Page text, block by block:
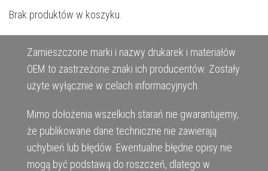
Brak produktów w koszyku.
Zamieszczone marki i nazwy drukarek i materiałów
OEM to zastrzeżone znaki ich producentów. Zostały
użyte wyłącznie w celach informacyjnych.
Mimo dołożenia wszelkich starań nie gwarantujemy,
że publikowane dane techniczne nie zawierają
uchybień lub błędów. Ewentualne błędne opisy nie
mogą być podstawą do roszczeń, dlatego w